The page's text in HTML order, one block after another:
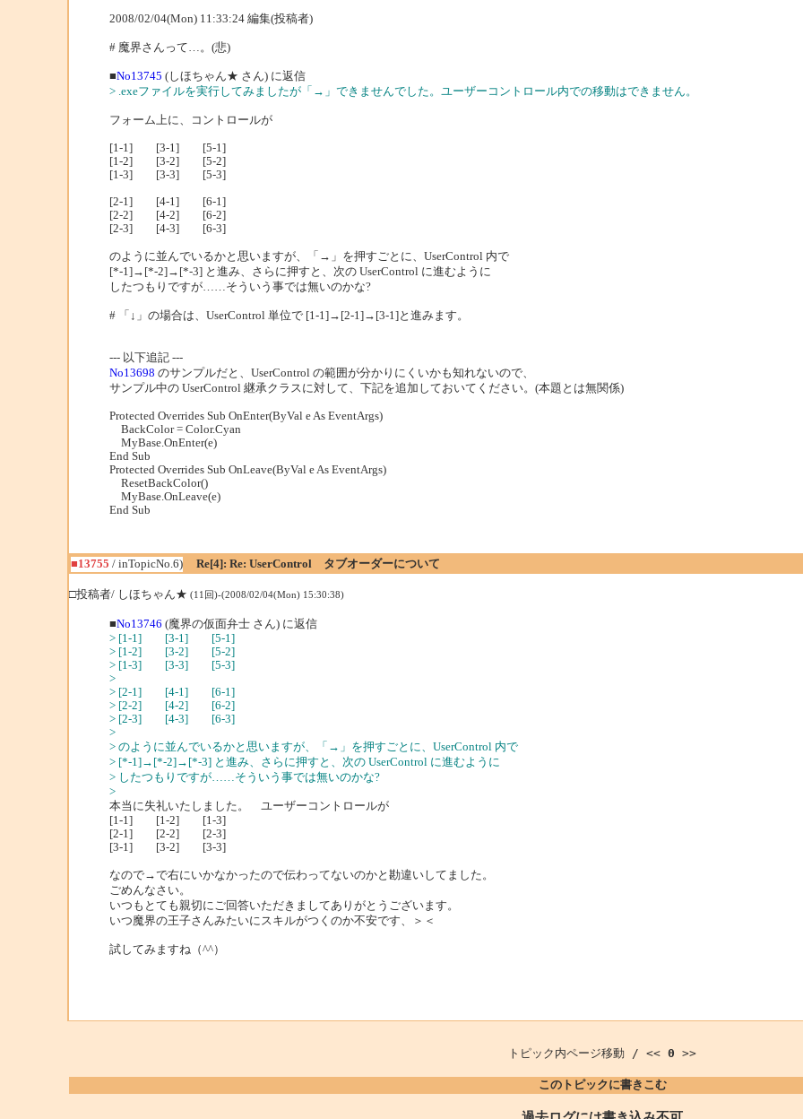
2008/02/04(Mon) 11:33:24 編集(投稿者)
# 魔界さんって…。(悲)
■No13745 (しほちゃん★ さん) に返信
> .exeファイルを実行してみましたが「→」できませんでした。ユーザーコントロール内での移動はできません。
フォーム上に、コントロールが
[1-1] [3-1] [5-1]
[1-2] [3-2] [5-2]
[1-3] [3-3] [5-3]
[2-1] [4-1] [6-1]
[2-2] [4-2] [6-2]
[2-3] [4-3] [6-3]
のように並んでいるかと思いますが、「→」を押すごとに、UserControl 内で
[*-1]→[*-2]→[*-3] と進み、さらに押すと、次の UserControl に進むように
したつもりですが……そういう事では無いのかな?
# 「↓」の場合は、UserControl 単位で [1-1]→[2-1]→[3-1]と進みます。
--- 以下追記 ---
No13698 のサンプルだと、UserControl の範囲が分かりにくいかも知れないので、
サンプル中の UserControl 継承クラスに対して、下記を追加しておいてください。(本題とは無関係)
Protected Overrides Sub OnEnter(ByVal e As EventArgs)
BackColor = Color.Cyan
MyBase.OnEnter(e)
End Sub
Protected Overrides Sub OnLeave(ByVal e As EventArgs)
ResetBackColor()
MyBase.OnLeave(e)
End Sub
■13755 / inTopicNo.6)
Re[4]: Re: UserControl タブオーダーについて
□投稿者/ しほちゃん★ (11回)-(2008/02/04(Mon) 15:30:38)
■No13746 (魔界の仮面弁士 さん) に返信
> [1-1] [3-1] [5-1]
> [1-2] [3-2] [5-2]
> [1-3] [3-3] [5-3]
>
> [2-1] [4-1] [6-1]
> [2-2] [4-2] [6-2]
> [2-3] [4-3] [6-3]
>
> のように並んでいるかと思いますが、「→」を押すごとに、UserControl 内で
> [*-1]→[*-2]→[*-3] と進み、さらに押すと、次の UserControl に進むように
> したつもりですが……そういう事では無いのかな?
>
本当に失礼いたしました。 ユーザーコントロールが
[1-1] [1-2] [1-3]
[2-1] [2-2] [2-3]
[3-1] [3-2] [3-3]
なので→で右にいかなかったので伝わってないのかと勘違いしてました。
ごめんなさい。
いつもとても親切にご回答いただきましてありがとうございます。
いつ魔界の王子さんみたいにスキルがつくのか不安です、＞＜
試してみますね（^^）
トピック内ページ移動 / << 0 >>
このトピックに書きこむ